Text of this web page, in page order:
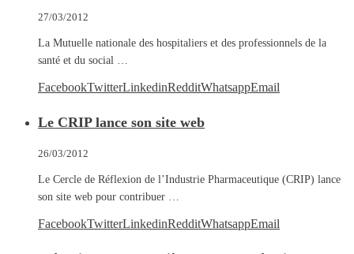
27/03/2012
La Mutuelle nationale des hospitaliers et des professionnels de la
santé et du social …
FacebookTwitterLinkedinRedditWhatsappEmail
Le CRIP lance son site web
26/03/2012
Le Cercle de Réflexion de l’Industrie Pharmaceutique (CRIP) lance
son site web pour contribuer …
FacebookTwitterLinkedinRedditWhatsappEmail